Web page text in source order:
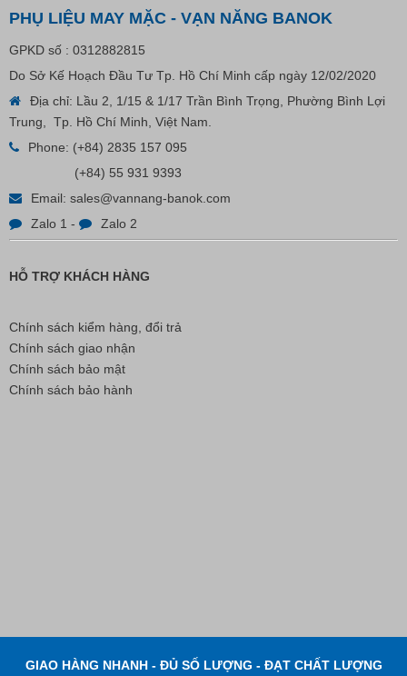
Nút Khóa Bằng Nhựa Cord Stopper – Recycled Nylon
PHỤ LIỆU MAY MẶC - VẠN NĂNG BANOK
GPKD số : 0312882815
Do Sở Kế Hoạch Đầu Tư Tp. Hồ Chí Minh cấp ngày 12/02/2020
Địa chỉ: Lầu 2, 1/15 & 1/17 Trần Bình Trọng, Phường Bình Lợi
Trung, Tp. Hồ Chí Minh, Việt Nam.
Phone: (+84) 2835 157 095
(+84) 55 931 9393
Email: sales@vannang-banok.com
Zalo 1 - Zalo 2
HỖ TRỢ KHÁCH HÀNG
Chính sách kiểm hàng, đổi trả
Chính sách giao nhận
Chính sách bảo mật
Chính sách bảo hành
GIAO HÀNG NHANH - ĐỦ SỐ LƯỢNG - ĐẠT CHẤT LƯỢNG